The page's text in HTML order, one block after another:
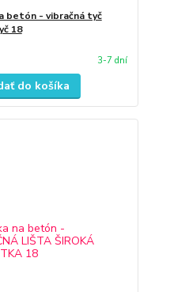
betón - vibračná tyč
18
3-7 dní
do košíka